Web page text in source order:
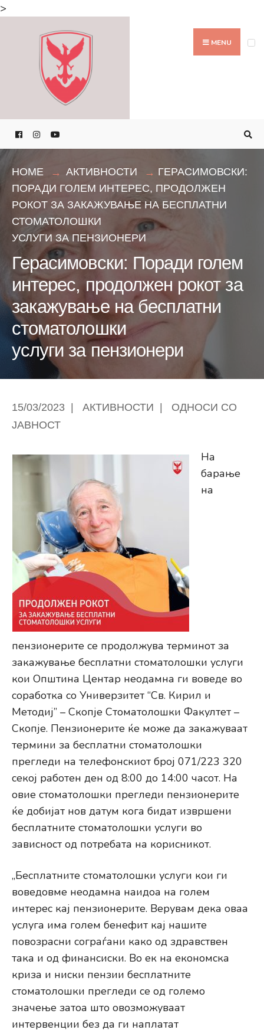
>
MENU
HOME АКТИВНОСТИ
ГЕРАСИМОВСКИ:
ПОРАДИ ГОЛЕМ ИНТЕРЕС, ПРОДОЛЖЕН
РОКОТ ЗА ЗАКАЖУВАЊЕ НА БЕСПЛАТНИ
СТОМАТОЛОШКИ
УСЛУГИ ЗА ПЕНЗИОНЕРИ
Герасимовски: Поради голем
интерес, продолжен рокот за
закажување на бесплатни
стоматолошки
услуги за пензионери
15/03/2023 АКТИВНОСТИ
ОДНОСИ СО
ЈАВНОСТ
На
барање
на
пензионерите се продолжува терминот за
закажување бесплатни стоматолошки услуги
кои Општина Центар неодамна ги воведе во
соработка со Универзитет “Св. Кирил и
Методиј” – Скопје Стоматолошки Факултет –
Скопје. Пензионерите ќе може да закажуваат
термини за бесплатни стоматолошки
прегледи на телефонскиот број 071/223 320
секој работен ден од 8:00 до 14:00 часот. На
овие стоматолошки прегледи пензионерите
ќе добијат нов датум кога бидат извршени
бесплатните стоматолошки услуги во
зависност од потребата на корисникот.
„Бесплатните стоматолошки услуги кои ги
воведовме неодамна наидоа на голем
интерес кај пензионерите. Верувам дека оваа
услуга има голем бенефит кај нашите
повозрасни сограѓани како од здравствен
така и од финансиски. Во ек на економска
криза и ниски пензии бесплатните
стоматолошки прегледи се од големо
значење затоа што овозможуваат
интервенции без да ги наплатат